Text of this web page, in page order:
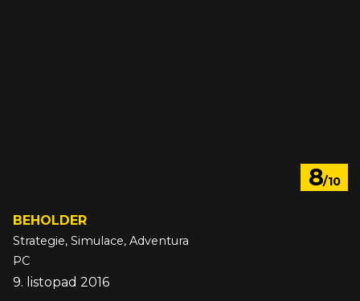
8/10
BEHOLDER
Strategie, Simulace, Adventura
PC
9. listopad 2016